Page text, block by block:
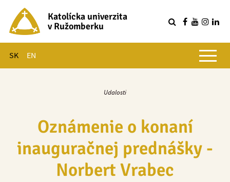
Katolícka univerzita
v Ružomberku
SK EN
Hlavné menu
Udalosti
Oznámenie o konaní
inauguračnej prednášky -
Norbert Vrabec